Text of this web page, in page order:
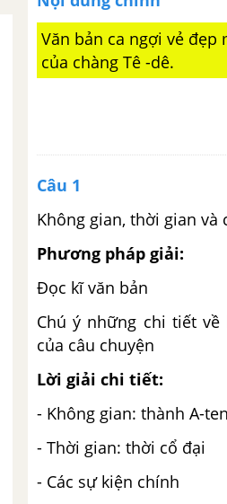
Văn bản ca ngợi vẻ
của chàng Tê -dê.
Câu 1
Không gian, thời gian và
Phương pháp giải:
Đọc kĩ văn bản
Chú ý những chi tiết
của câu chuyện
Lời giải chi tiết:
- Không gian: thành A-
- Thời gian: thời cổ đại
- Các sự kiện chính